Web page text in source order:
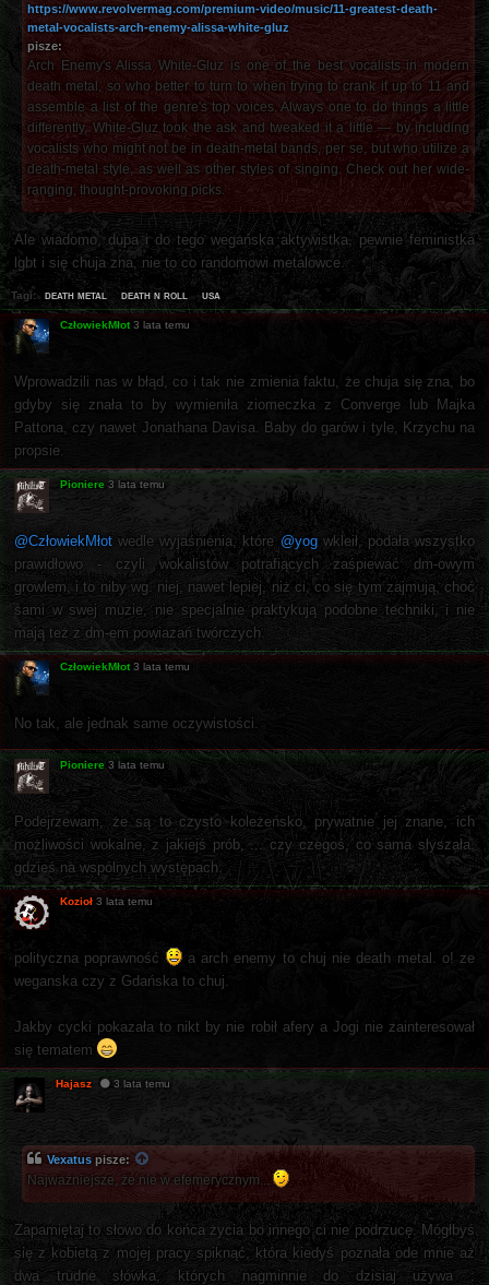
https://www.revolvermag.com/premium-video/music/11-greatest-death-
metal-vocalists-arch-enemy-alissa-white-gluz
pisze:
Arch Enemy's Alissa White-Gluz is one of the best vocalists in modern
death metal, so who better to turn to when trying to crank it up to 11 and
assemble a list of the genre's top voices. Always one to do things a little
differently, White-Gluz took the ask and tweaked it a little — by including
vocalists who might not be in death-metal bands, per se, but who utilize a
death-metal style, as well as other styles of singing. Check out her wide-
ranging, thought-provoking picks.
Ale wiadomo, dupa i do tego wegańska aktywistka, pewnie feministka
lgbt i się chuja zna, nie to co randomowi metalowce.
Tagi: death metal death n roll usa
CzłowiekMłot 3 lata temu
Wprowadzili nas w błąd, co i tak nie zmienia faktu, że chuja się zna, bo
gdyby się znała to by wymieniła ziomeczka z Converge lub Majka
Pattona, czy nawet Jonathana Davisa. Baby do garów i tyle, Krzychu na
propsie.
Pioniere 3 lata temu
@CzłowiekMłot wedle wyjaśnienia, które @yogwkleił, podała wszystko
prawidłowo - czyli wokalistów potrafiących zaśpiewać dm-owym
growlem, i to niby wg. niej, nawet lepiej, niż ci, co się tym zajmują, choć
sami w swej muzie, nie specjalnie praktykują podobne techniki, i nie
mają też z dm-em powiazań twórczych.
CzłowiekMłot 3 lata temu
No tak, ale jednak same oczywistości.
Pioniere 3 lata temu
Podejrzewam, że są to czysto koleżeńsko, prywatnie jej znane, ich
możliwości wokalne, z jakiejś prób, ... czy czegoś, co sama słyszała,
gdzieś na wspólnych występach.
Kozioł 3 lata temu
polityczna poprawność
a arch enemy to chuj nie death metal. o! ze
weganska czy z Gdańska to chuj.
Jakby cycki pokazała to nikt by nie robił afery a Jogi nie zainteresował
się tematem
Hajasz 3 lata temu
Vexatus pisze:
Najważniejsze, że nie w efemerycznym...
Zapamiętaj to słowo do końca życia bo innego ci nie podrzucę. Mógłbyś
się z kobietą z mojej pracy spiknąć, która kiedyś poznała ode mnie aż
dwa trudne słówka, których nagminnie do dzisiaj używa :